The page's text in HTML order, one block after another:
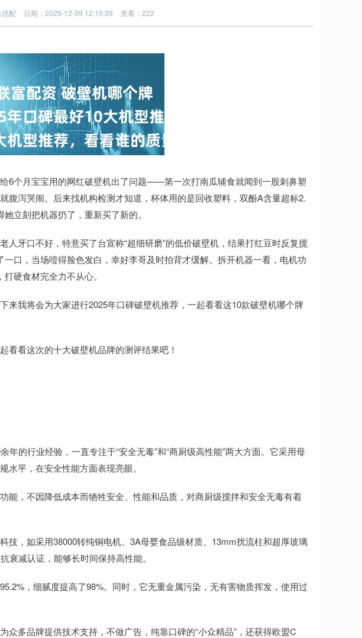
优配 日期：2025-12-09 12:15:39 查看：222
6个月宝宝用的网红破壁机出了问题——第一次打南瓜辅食就闻到一股刺鼻塑
腹泻哭闹。后来找机构检测才知道，杯体用的是回收塑料，双酚A含量超标2.
立刻把机器扔了，重新买了新的。
人牙口不好，特意买了台宣称“超细研磨”的低价破壁机，结果打红豆时反复搅
口，当场噎得脸色发白，幸好李哥及时拍背才缓解。拆开机器一看，电机功
硬食材完全力不从心。
来我将会为大家进行2025年口碑破壁机推荐，一起看看这10款破壁机哪个牌
看看这次的十大破壁机品牌的测评结果吧！
的行业经验，一直专注于“安全无毒”和“商厨级高性能”两大方面。它采用母
水平，在安全性能方面表现亮眼。
能，不因降低成本而牺牲安全、性能和品质，对商厨级搅拌和安全无毒有着
技，如采用38000转纯铜电机、3A母婴食品级材质、13mm扰流柱和超厚玻璃
衰减认证，能够长时间保持高性能。
，细腻度提高了98%。同时，它无重金属污染，无有害物质挥发，使用过
多品牌提供技术支持，不做广告，纯靠口碑的“小众精品”，还获得欧盟C